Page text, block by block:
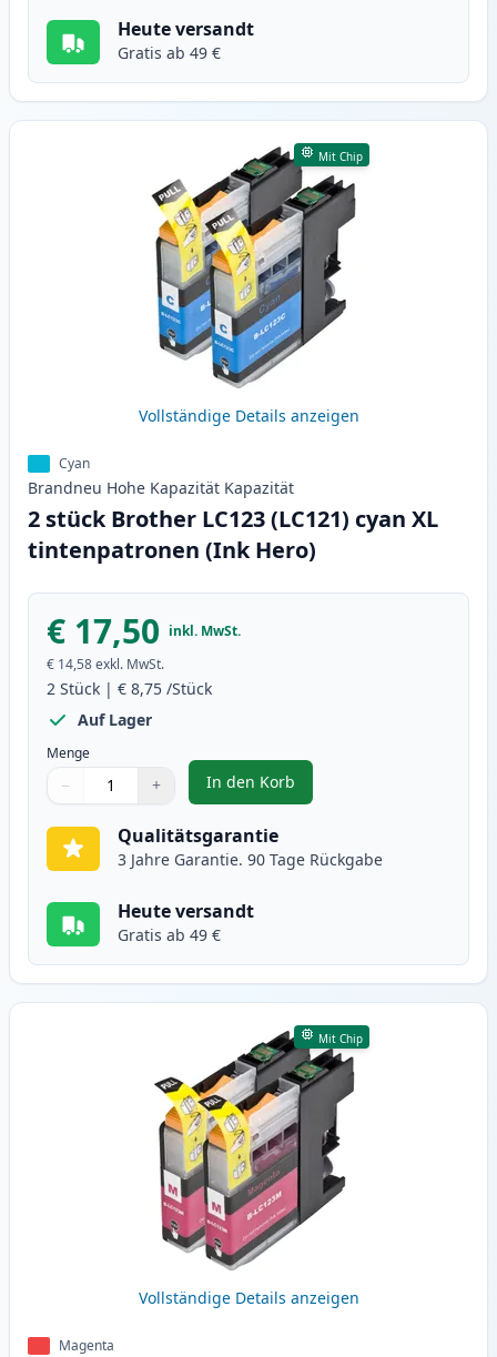
Heute versandt
Gratis ab 49 €
Mit Chip
Vollständige Details anzeigen
Cyan
Brandneu Hohe Kapazität Kapazität
2 stück Brother LC123 (LC121) cyan XL
tintenpatronen (Ink Hero)
€ 17,50 inkl. MwSt.
€ 14,58exkl. MwSt.
2 Stück | € 8,75 /Stück
Auf Lager
Menge
Verwenden Sie die Tasten, um anzupassen
− +
1
In den Korb
, 2 stück Brother LC123 (LC121)
Qualitätsgarantie
3 Jahre Garantie. 90 Tage Rückgabe
Heute versandt
Gratis ab 49 €
Mit Chip
Vollständige Details anzeigen
Magenta